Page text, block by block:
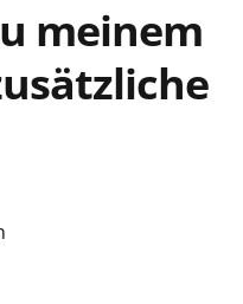
meinem